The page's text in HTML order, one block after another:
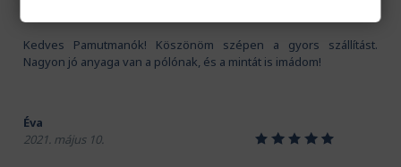
Kedves Pamutmanók! Köszönöm szépen a gyors szállítást.
Nagyon jó anyaga van a pólónak, és a mintát is imádom!
Éva
2021. május 10.
12345